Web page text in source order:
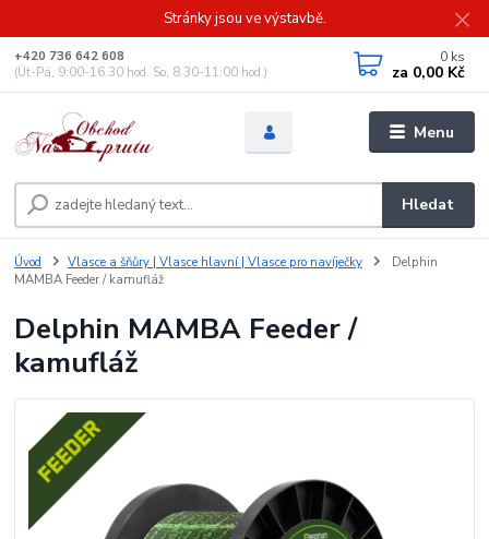
Stránky jsou ve výstavbě.
Menu
Hledat
+420 736 642 608
(Út-Pá, 9:00-16.30 hod. So, 8.30-11:00 hod.)
0 ks
za 0,00 Kč
Úvod Vlasce a šňůry | Vlasce hlavní | Vlasce pro navíječky
Delphin
MAMBA Feeder / kamufláž
Delphin MAMBA Feeder /
kamufláž